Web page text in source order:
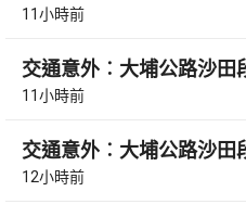
11小時前
交通意外︰大埔公路沙田
11小時前
交通意外︰大埔公路沙田
12小時前